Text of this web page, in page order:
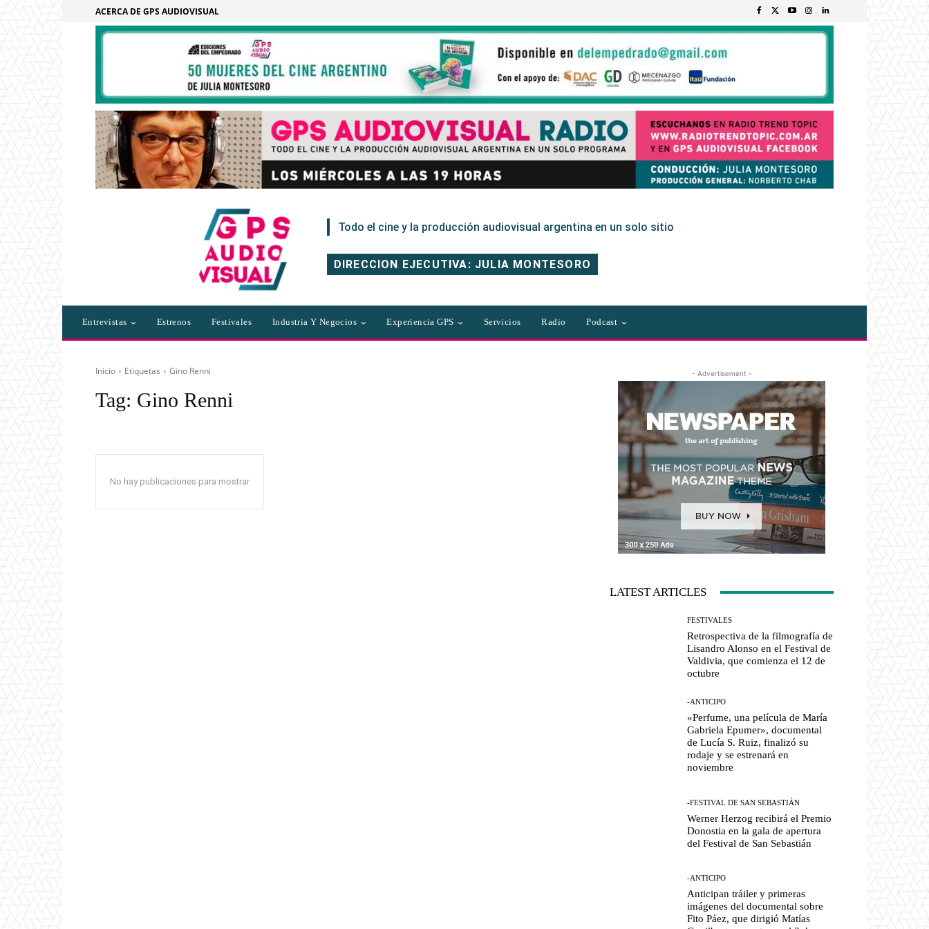
ACERCA DE GPS AUDIOVISUAL
Todo el cine y la producción audiovisual argentina en un solo sitio
DIRECCION EJECUTIVA: JULIA MONTESORO
Entrevistas Estrenos Festivales Industria Y Negocios Experiencia GPS Servicios Radio Podcast
Inicio Etiquetas Gino Renni
Tag: Gino Renni
No hay publicaciones para mostrar
- Advertisement -
LATEST ARTICLES
FESTIVALES
Retrospectiva de la filmografía de
Lisandro Alonso en el Festival de
Valdivia, que comienza el 12 de
octubre
-ANTICIPO
«Perfume, una película de María
Gabriela Epumer», documental
de Lucía S. Ruiz, finalizó su
rodaje y se estrenará en
noviembre
-FESTIVAL DE SAN SEBASTIÁN
Werner Herzog recibirá el Premio
Donostia en la gala de apertura
del Festival de San Sebastián
-ANTICIPO
Anticipan tráiler y primeras
imágenes del documental sobre
Fito Páez, que dirigió Matías